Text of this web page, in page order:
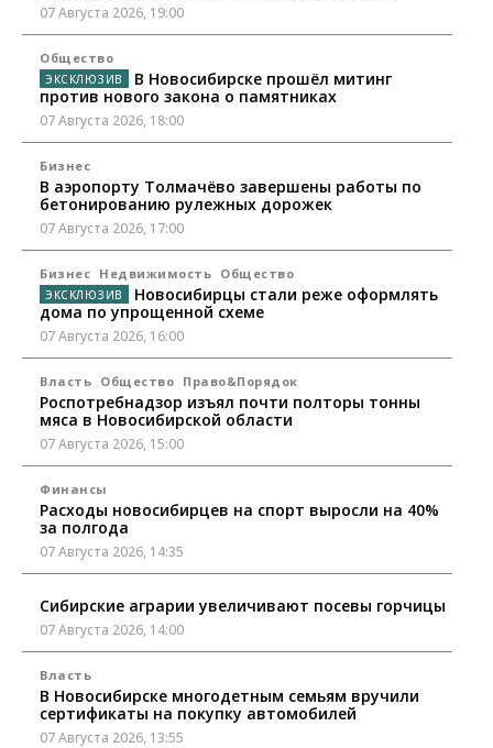
07 Августа 2026, 19:00
Общество
В Новосибирске прошёл митинг
против нового закона о памятниках
07 Августа 2026, 18:00
Бизнес
В аэропорту Толмачёво завершены работы по
бетонированию рулежных дорожек
07 Августа 2026, 17:00
Бизнес Недвижимость Общество
Новосибирцы стали реже оформлять
дома по упрощенной схеме
07 Августа 2026, 16:00
Власть Общество Право&Порядок
Роспотребнадзор изъял почти полторы тонны
мяса в Новосибирской области
07 Августа 2026, 15:00
Финансы
Расходы новосибирцев на спорт выросли на 40%
за полгода
07 Августа 2026, 14:35
Сибирские аграрии увеличивают посевы горчицы
07 Августа 2026, 14:00
Власть
В Новосибирске многодетным семьям вручили
сертификаты на покупку автомобилей
07 Августа 2026, 13:55